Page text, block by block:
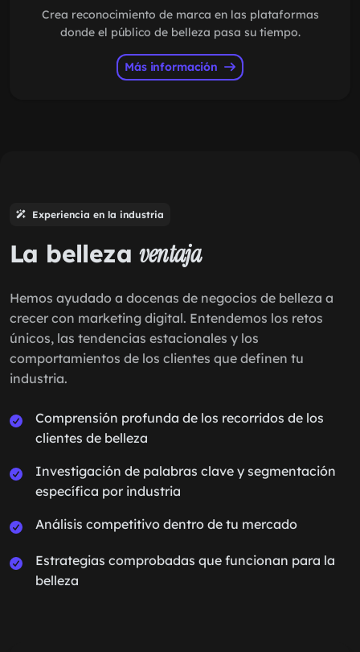
Crea reconocimiento de marca en las plataformas
donde el público de belleza pasa su tiempo.
Más información
Experiencia en la industria
La bellezaventaja
Hemos ayudado a docenas de negocios de belleza a
crecer con marketing digital. Entendemos los retos
únicos, las tendencias estacionales y los
comportamientos de los clientes que definen tu
industria.
Comprensión profunda de los recorridos de los
clientes de belleza
Investigación de palabras clave y segmentación
específica por industria
Análisis competitivo dentro de tu mercado
Estrategias comprobadas que funcionan para la
belleza